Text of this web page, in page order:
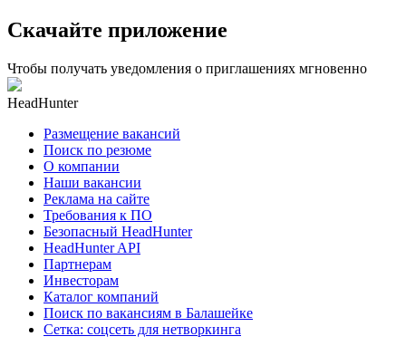
Скачайте приложение
Чтобы получать уведомления о приглашениях мгновенно
HeadHunter
Размещение вакансий
Поиск по резюме
О компании
Наши вакансии
Реклама на сайте
Требования к ПО
Безопасный HeadHunter
HeadHunter API
Партнерам
Инвесторам
Каталог компаний
Поиск по вакансиям в Балашейке
Сетка: соцсеть для нетворкинга